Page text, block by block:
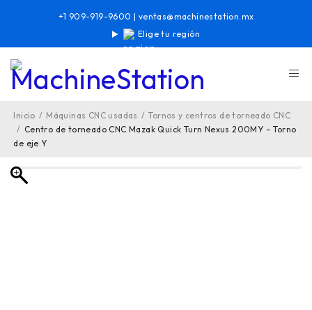
Elige tu región
+1 909-919-9600 | ventas@machinestation.mx
Inicio / Máquinas CNC usadas / Tornos y centros de torneado CNC
/ Centro de torneado CNC Mazak Quick Turn Nexus 200MY – Torno
de eje Y